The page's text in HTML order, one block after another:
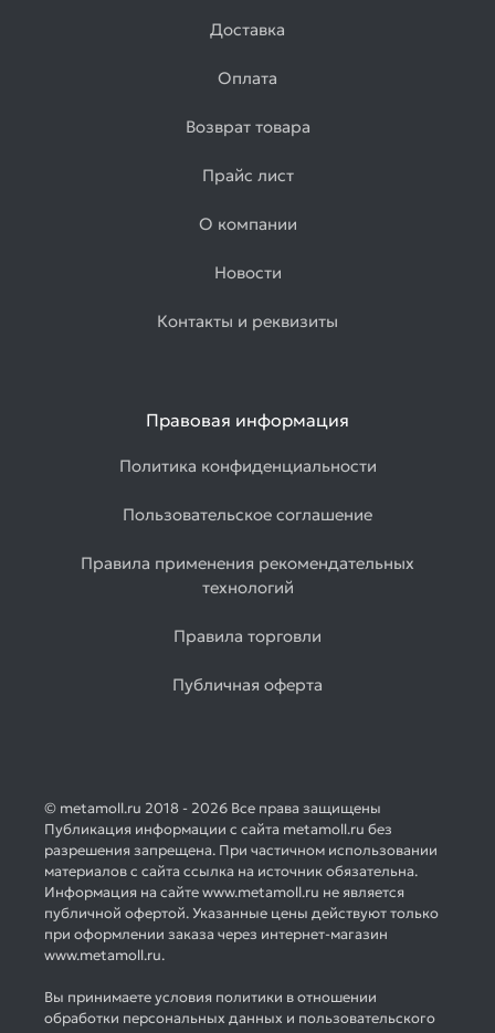
Доставка
Оплата
Возврат товара
Прайс лист
О компании
Новости
Контакты и реквизиты
Правовая информация
Политика конфиденциальности
Пользовательское соглашение
Правила применения рекомендательных
технологий
Правила торговли
Публичная оферта
© metamoll.ru 2018 - 2026 Все права защищены
Публикация информации с сайта metamoll.ru без
разрешения запрещена. При частичном использовании
материалов с сайта ссылка на источник обязательна.
Информация на сайте www.metamoll.ru не является
публичной офертой. Указанные цены действуют только
при оформлении заказа через интернет-магазин
www.metamoll.ru.
Вы принимаете условия политики в отношении
обработки персональных данных и пользовательского